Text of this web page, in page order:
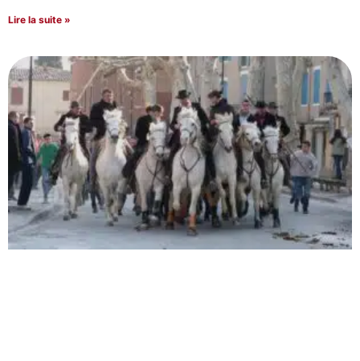
Lire la suite »